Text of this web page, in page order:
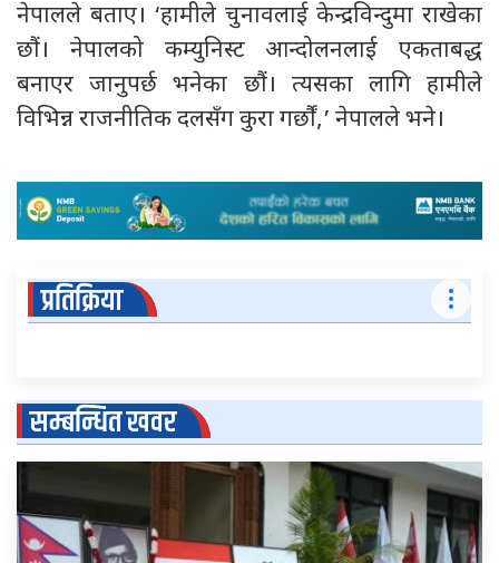
नेपालले बताए। ‘हामीले चुनावलाई केन्द्रविन्दुमा राखेका
छौं। नेपालको कम्युनिस्ट आन्दोलनलाई एकताबद्ध
बनाएर जानुपर्छ भनेका छौं। त्यसका लागि हामीले
विभिन्न राजनीतिक दलसँग कुरा गर्छौं,’ नेपालले भने।
प्रतिक्रिया
सम्बन्धित खवर